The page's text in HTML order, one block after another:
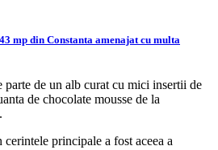
mp din Constanta amenajat cu multa
parte de un alb curat cu mici insertii de
de chocolate mousse de la
principale a fost aceea a